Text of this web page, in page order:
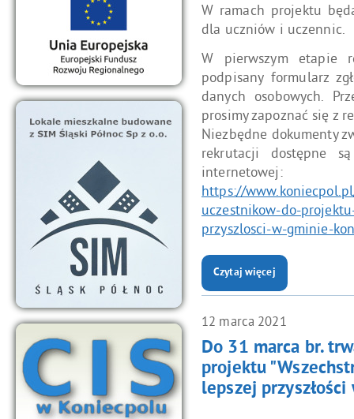
W ramach projektu
dla uczniów i uczennic.
W pierwszym etapie
podpisany formularz
danych osobowych.
prosimy zapoznać się z
Niezbędne dokumenty
rekrutacji dostępne
internetowej:
https://
uczestnikow-do-
przyszlosci-w-gminie-
Czytaj więcej
o: Trwa rekrutacja
12 marca 2021
Do 31 marca br.
projektu
lepszej